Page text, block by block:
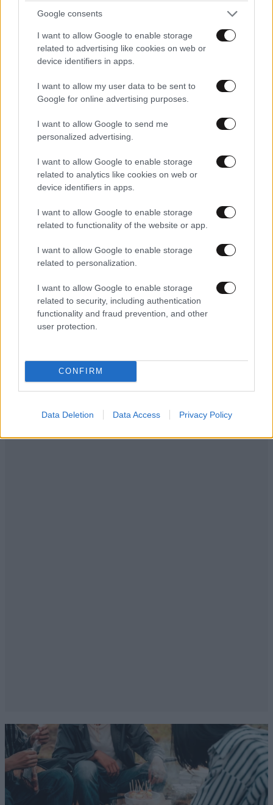
Google consents
I want to allow Google to enable storage
related to advertising like cookies on web or
device identifiers in apps.
I want to allow my user data to be sent to
Google for online advertising purposes.
I want to allow Google to send me
personalized advertising.
I want to allow Google to enable storage
related to analytics like cookies on web or
device identifiers in apps.
I want to allow Google to enable storage
related to functionality of the website or app.
I want to allow Google to enable storage
related to personalization.
I want to allow Google to enable storage
related to security, including authentication
functionality and fraud prevention, and other
user protection.
CONFIRM
Data Deletion Data Access Privacy Policy
TRENDING
08·08·2026 09:01
σχέση που θυμίζει σενάριο ταινίας και μετρά
πάνω από τέσσερα χρόνια